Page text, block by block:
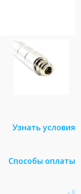
Узнать условия
Способы оплаты